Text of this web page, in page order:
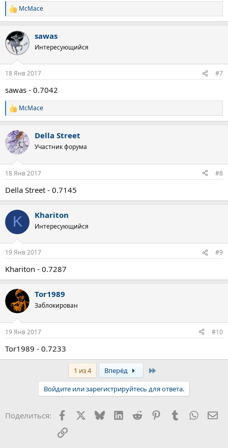
Р
е
к
ц
и
:
McMace
sawas
Интересующийся
18 Янв 2017 #7
sawas - 0.7042
Р
е
к
ц
и
McMace
Della Street
Участник форума
18 Янв 2017 #8
Della Street - 0.7145
K Khariton
Интересующийся
19 Янв 2017 #9
Khariton - 0.7287
Tor1989
Заблокирован
19 Янв 2017 #10
Tor1989 - 0.7233
1 из 4 Вперёд
Войдите или зарегистрируйтесь для ответа.
Поделиться: Facebook BlueskyLinkedIn
Reddit PinterestTumblr
Ссылка